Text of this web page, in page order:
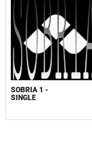
SOBRIA 1 -
SINGLE